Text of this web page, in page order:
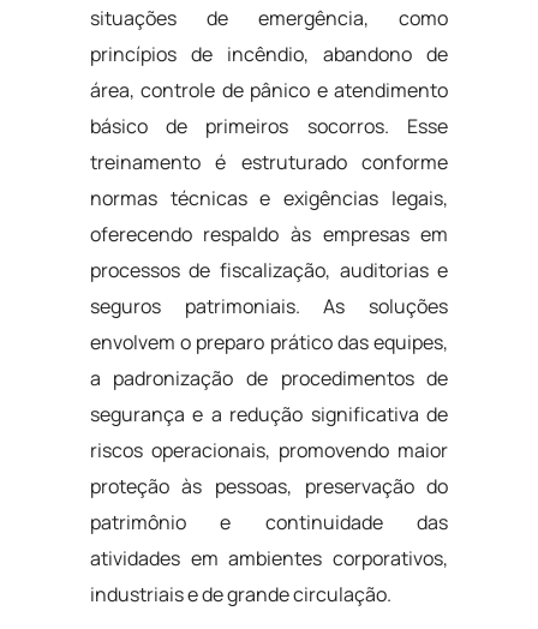
situações de emergência, como
princípios de incêndio, abandono de
área, controle de pânico e atendimento
básico de primeiros socorros. Esse
treinamento é estruturado conforme
normas técnicas e exigências legais,
oferecendo respaldo às empresas em
processos de fiscalização, auditorias e
seguros patrimoniais. As soluções
envolvem o preparo prático das equipes,
a padronização de procedimentos de
segurança e a redução significativa de
riscos operacionais, promovendo maior
proteção às pessoas, preservação do
patrimônio e continuidade das
atividades em ambientes corporativos,
industriais e de grande circulação.